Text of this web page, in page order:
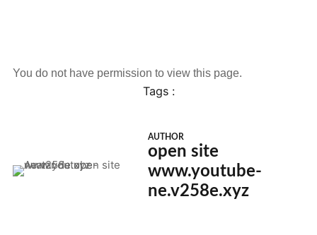
You do not have permission to view this page.
Tags :
AUTHOR
open site
www.youtube-
ne.v258e.xyz